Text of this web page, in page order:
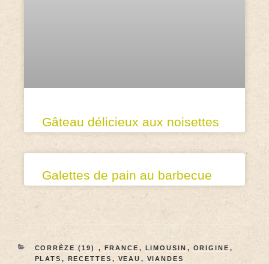
Gâteau délicieux aux noisettes
Galettes de pain au barbecue
CORRÈZE (19) , FRANCE , LIMOUSIN , ORIGINE ,
PLATS , RECETTES , VEAU , VIANDES